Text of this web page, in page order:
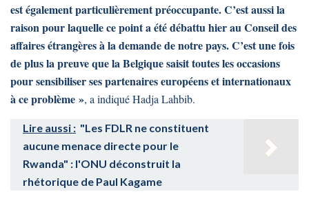
est également particulièrement préoccupante. C’est aussi la
raison pour laquelle ce point a été débattu hier au Conseil des
affaires étrangères à la demande de notre pays. C’est une fois
de plus la preuve que la Belgique saisit toutes les occasions
pour sensibiliser ses partenaires européens et internationaux
à ce problème », a indiqué Hadja Lahbib.
Lire aussi : "Les FDLR ne constituent
aucune menace directe pour le
Rwanda" : l'ONU déconstruit la
rhétorique de Paul Kagame